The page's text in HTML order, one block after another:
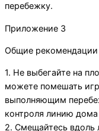
перебежку.
Приложение 3
Общие
1. Не выбегайте на
можете помешать
выполняющим
контроля линию дома
2. Смещайтесь вдоль